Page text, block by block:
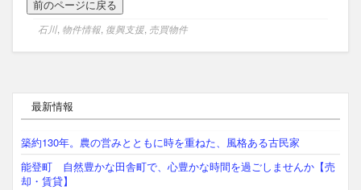
石川, 物件情報, 復興支援, 売買物件
最新情報
築約130年。農の営みとともに時を重ねた、風格ある古民家
能登町 自然豊かな田舎町で、心豊かな時間を過ごしませんか【売
却・賃貸】